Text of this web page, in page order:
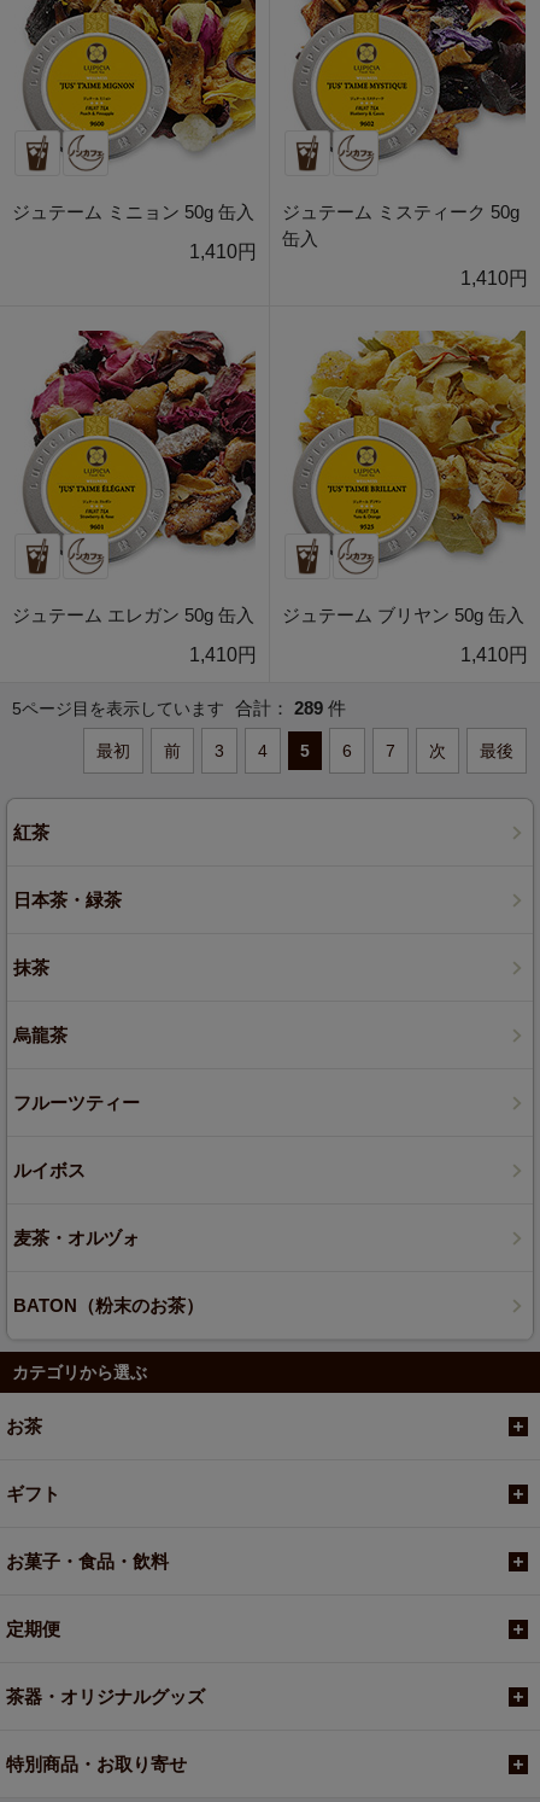
ジュテーム ミニョン 50g 缶入
1,410円
ジュテーム ミスティーク 50g
缶入
1,410円
ジュテーム エレガン 50g 缶入
1,410円
ジュテーム ブリヤン 50g 缶入
1,410円
5ページ目を表示しています 合計： 289 件
最初 前 3 4 5 6 7 次 最後
紅茶
日本茶・緑茶
抹茶
烏龍茶
フルーツティー
ルイボス
麦茶・オルヅォ
BATON（粉末のお茶）
カテゴリから選ぶ
お茶
ギフト
お菓子・食品・飲料
定期便
茶器・オリジナルグッズ
特別商品・お取り寄せ